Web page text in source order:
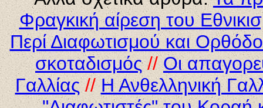
Φραγκική αίρεση του
Περί Διαφωτισμού και
σκοταδισμός//Οι
Γαλλίας//Η Ανθελληνική